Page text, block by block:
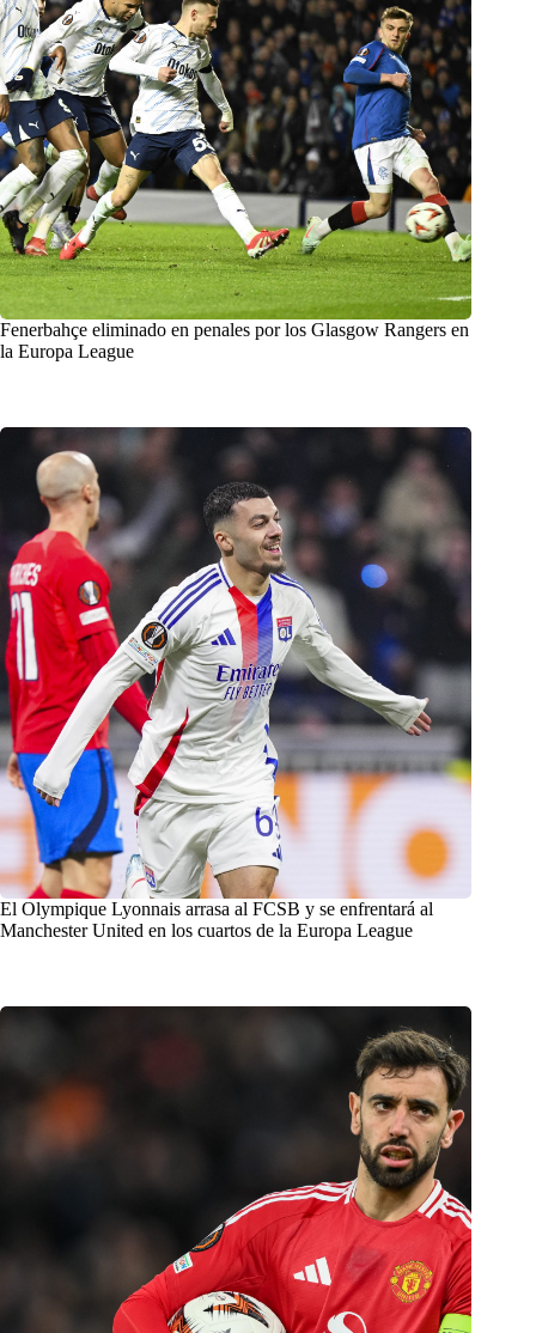
Fenerbahçe eliminado en penales por los Glasgow Rangers en
la Europa League
El Olympique Lyonnais arrasa al FCSB y se enfrentará al
Manchester United en los cuartos de la Europa League